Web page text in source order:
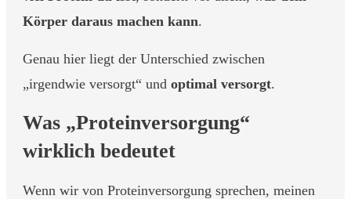
Körper daraus machen kann.
Genau hier liegt der Unterschied zwischen
„irgendwie versorgt“ und optimal versorgt.
Was „Proteinversorgung“
wirklich bedeutet
Wenn wir von Proteinversorgung sprechen, meinen